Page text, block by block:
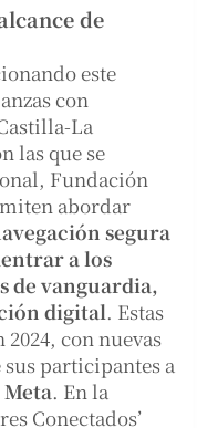
de
este
con
La
las que se
Fundación
abordar
segura
a los
de vanguardia,
digital. Estas
con nuevas
participantes a
. En la
Conectados’